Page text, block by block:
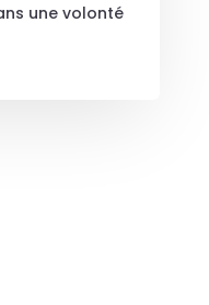
une volonté